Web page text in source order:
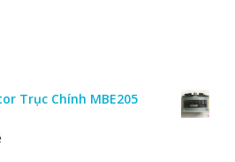
Trục Chính MBE205